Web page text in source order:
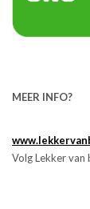
MEER INFO?
Volg Lekker van